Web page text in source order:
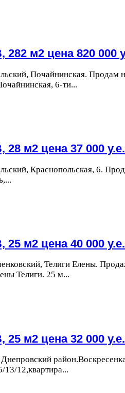
282 м2 цена 820 000
Почайнинская. Продам
6-ти...
28 м2 цена 37 000 у.е.
Краснопольская, 6.
25 м2 цена 40 000 у.е.
Телиги Елены.
Телиги. 25 м...
25 м2 цена 32 000 у.е.
13/12,квартира...